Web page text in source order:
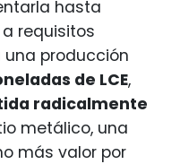
hasta
a requisitos
una producción
de LCE,
radicalmente
metálico, una
más valor por